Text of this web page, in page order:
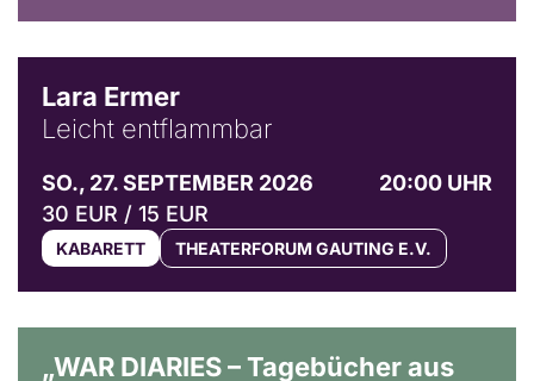
Lara Ermer
Leicht entflammbar
SO., 27. SEPTEMBER 2026
20:00 UHR
30 EUR / 15 EUR
KABARETT THEATERFORUM GAUTING E.V.
„WAR DIARIES – Tagebücher aus